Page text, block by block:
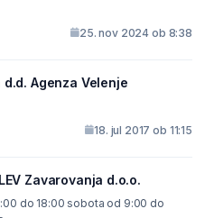
25. nov 2024 ob 8:38
d.d. Agenza Velenje
18. jul 2017 ob 11:15
Zavarovanja d.o.o.
do 18:00 sobota od 9:00 do